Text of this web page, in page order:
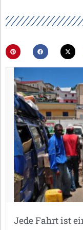
Jede Fahrt ist